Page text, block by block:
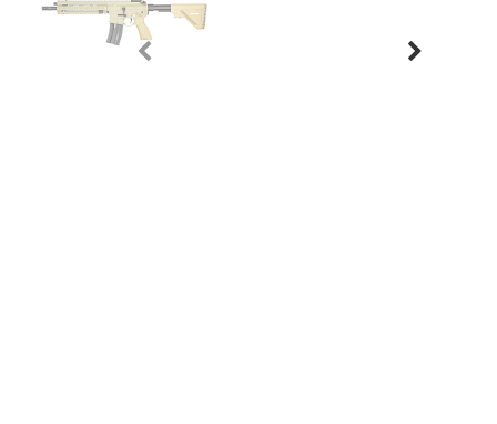
Next